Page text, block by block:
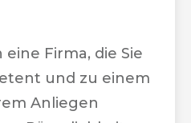
Firma, die Sie
und zu einem
Anliegen